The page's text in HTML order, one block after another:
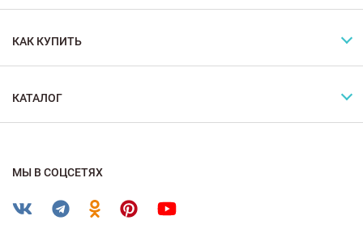
КАК КУПИТЬ
КАТАЛОГ
МЫ В СОЦСЕТЯХ